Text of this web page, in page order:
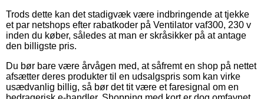
Trods dette kan det stadigvæk være indbringende at tjekke
et par netshops efter rabatkoder på Ventilator vaf300, 230 v
inden du køber, således at man er skråsikker på at antage
den billigste pris.
Du bør bare være årvågen med, at såfremt en shop på nettet
afsætter deres produkter til en udsalgspris som kan virke
usædvanlig billig, så bør det tit være et faresignal om en